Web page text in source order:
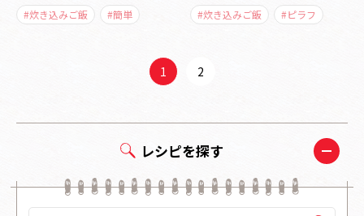
#炊き込みご飯
#簡単
#炊き込みご飯
#ピラフ
1 2
レシピを探す